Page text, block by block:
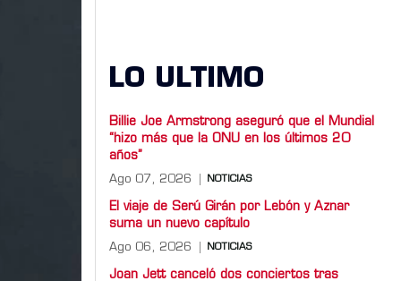
LO ULTIMO
Billie Joe Armstrong aseguró que el Mundial
“hizo más que la ONU en los últimos 20
años”
Ago 07, 2026 NOTICIAS
El viaje de Serú Girán por Lebón y Aznar
suma un nuevo capítulo
Ago 06, 2026 NOTICIAS
Joan Jett canceló dos conciertos tras